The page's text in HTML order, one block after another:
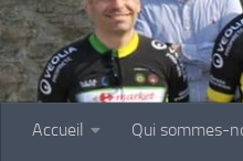
Accueil Qui sommes-